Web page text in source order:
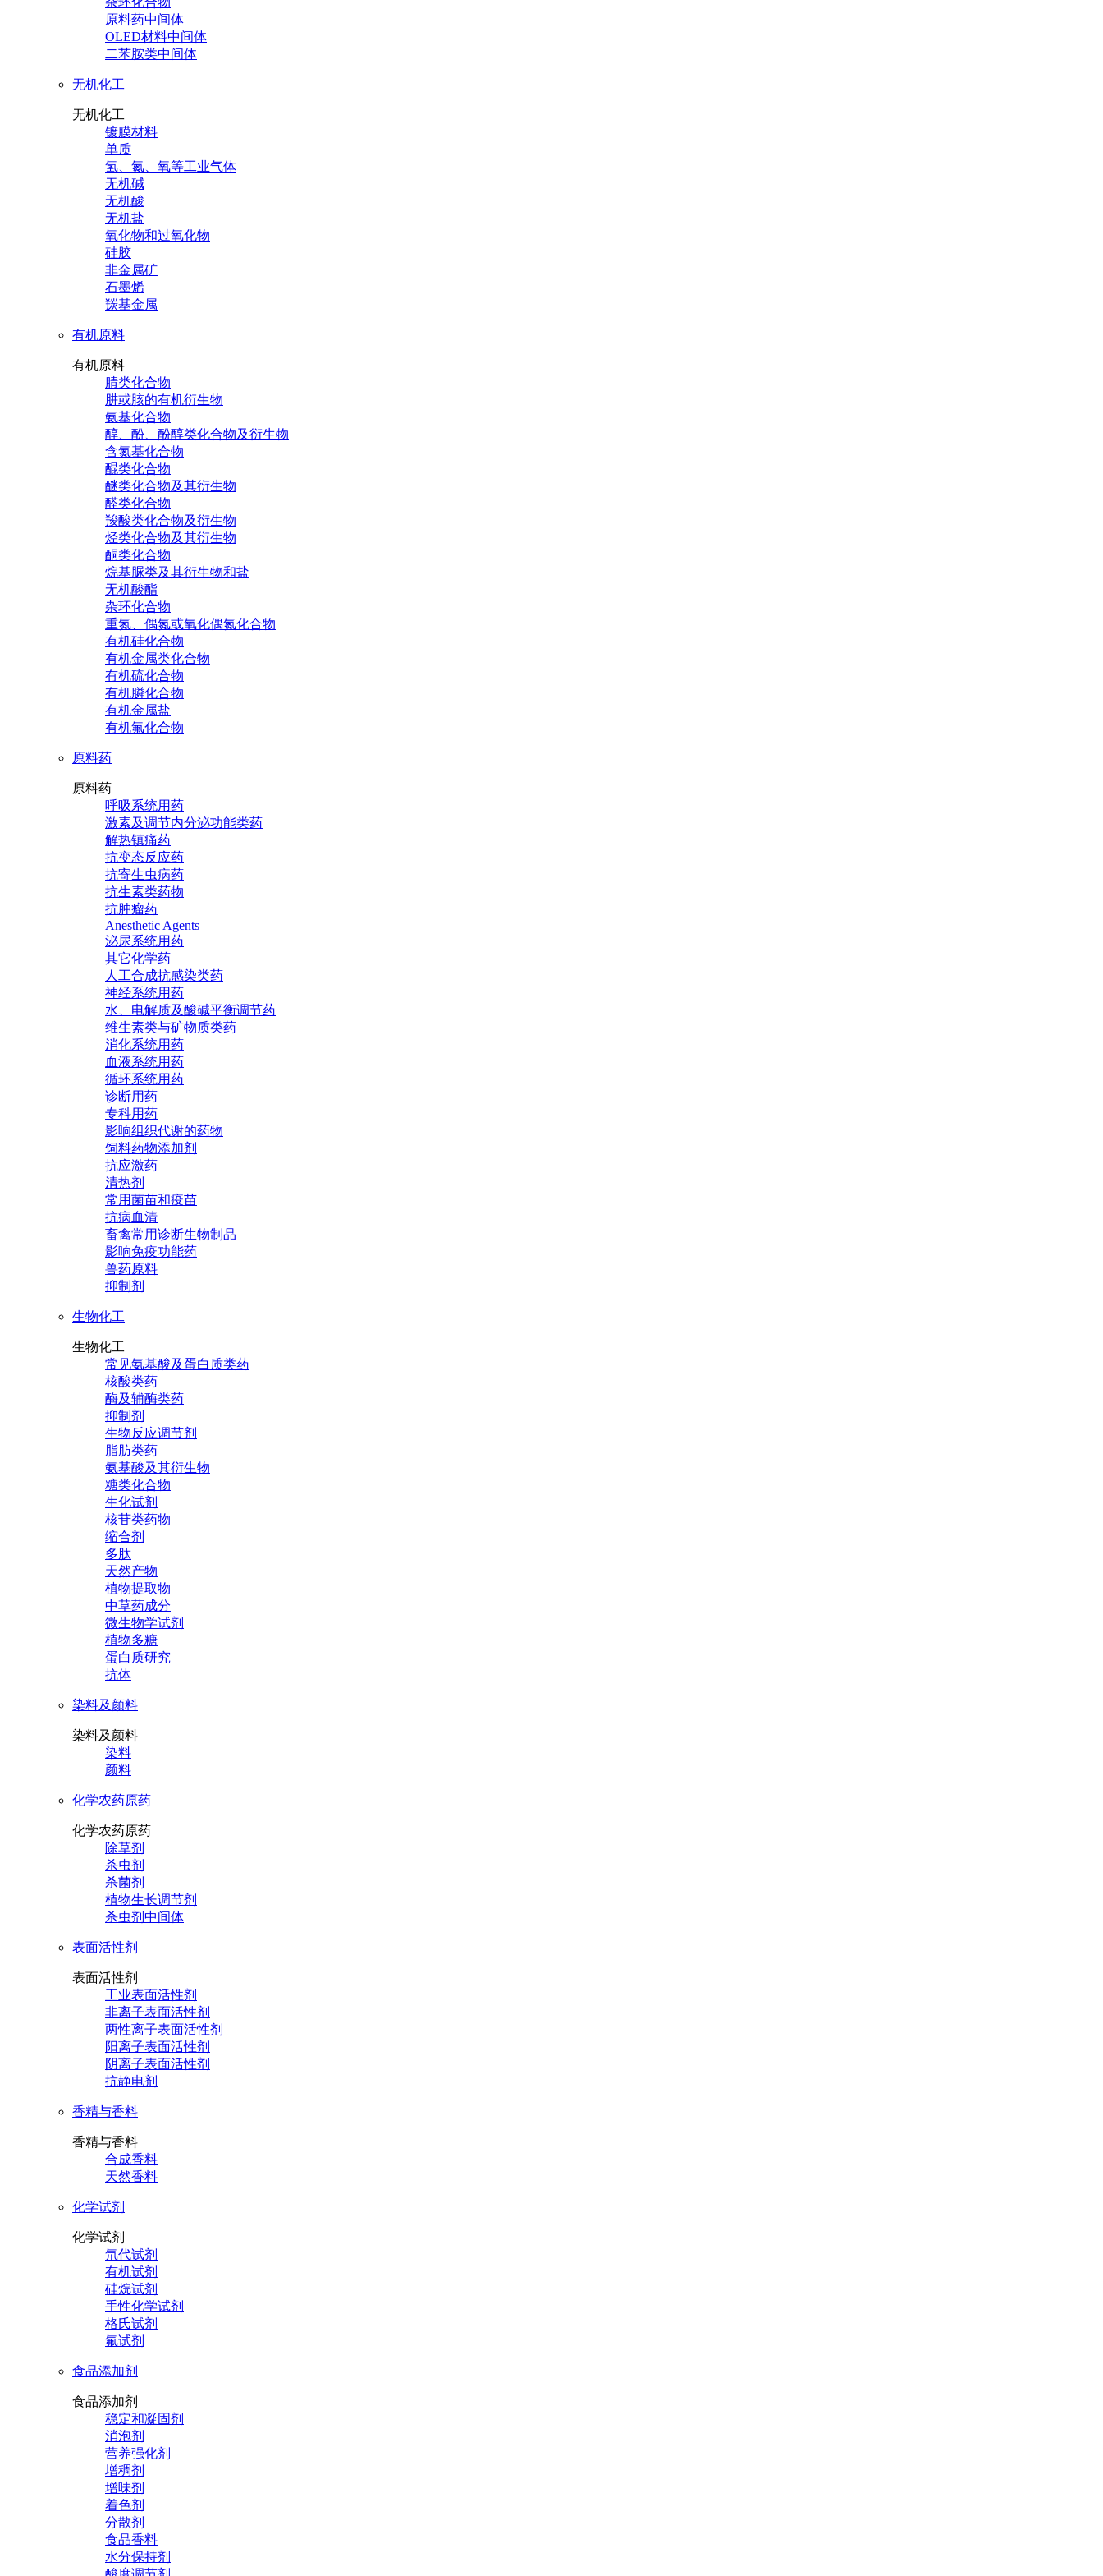
原料药中间体
OLED材料中间体
二苯胺类中间体
无机化工
无机化工
镀膜材料
单质
氢、氮、氧等工业气体
无机碱
无机酸
无机盐
氧化物和过氧化物
硅胶
非金属矿
石墨烯
羰基金属
有机原料
有机原料
腈类化合物
肼或胲的有机衍生物
氨基化合物
醇、酚、酚醇类化合物及衍生物
含氮基化合物
醌类化合物
醚类化合物及其衍生物
醛类化合物
羧酸类化合物及衍生物
烃类化合物及其衍生物
酮类化合物
烷基脲类及其衍生物和盐
无机酸酯
杂环化合物
重氮、偶氮或氧化偶氮化合物
有机硅化合物
有机金属类化合物
有机硫化合物
有机膦化合物
有机金属盐
有机氟化合物
原料药
原料药
呼吸系统用药
激素及调节内分泌功能类药
解热镇痛药
抗变态反应药
抗寄生虫病药
抗生素类药物
抗肿瘤药
Anesthetic Agents
泌尿系统用药
其它化学药
人工合成抗感染类药
神经系统用药
水、电解质及酸碱平衡调节药
维生素类与矿物质类药
消化系统用药
血液系统用药
循环系统用药
诊断用药
专科用药
影响组织代谢的药物
饲料药物添加剂
抗应激药
清热剂
常用菌苗和疫苗
抗病血清
畜禽常用诊断生物制品
影响免疫功能药
兽药原料
抑制剂
生物化工
生物化工
常见氨基酸及蛋白质类药
核酸类药
酶及辅酶类药
抑制剂
生物反应调节剂
脂肪类药
氨基酸及其衍生物
糖类化合物
生化试剂
核苷类药物
缩合剂
多肽
天然产物
植物提取物
中草药成分
微生物学试剂
植物多糖
蛋白质研究
抗体
染料及颜料
染料及颜料
染料
颜料
化学农药原药
化学农药原药
除草剂
杀虫剂
杀菌剂
植物生长调节剂
杀虫剂中间体
表面活性剂
表面活性剂
工业表面活性剂
非离子表面活性剂
两性离子表面活性剂
阳离子表面活性剂
阴离子表面活性剂
抗静电剂
香精与香料
香精与香料
合成香料
天然香料
化学试剂
化学试剂
氘代试剂
有机试剂
硅烷试剂
手性化学试剂
格氏试剂
氟试剂
食品添加剂
食品添加剂
稳定和凝固剂
消泡剂
营养强化剂
增稠剂
增味剂
着色剂
分散剂
食品香料
水分保持剂